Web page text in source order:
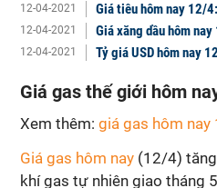
12-04-2021 Giá tiêu hôm nay 12/
12-04-2021 Giá xăng dầu hôm
12-04-2021 Tỷ giá USD hôm nay
Giá gas thế giới hôm
Xem thêm: giá gas hôm nay
Giá gas hôm nay (12/4) tăng
khí gas tự nhiên giao tháng